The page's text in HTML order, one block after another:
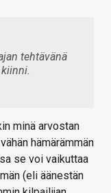
tehtävänä
minä arvostan
hämärämmän
se voi vaikuttaa
(eli äänestän